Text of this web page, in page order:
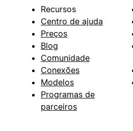
Recursos
Centro de ajuda
Preços
Blog
Comunidade
Conexões
Modelos
Programas de
parceiros